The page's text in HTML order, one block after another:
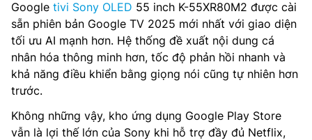
Google tivi Sony OLED 55 inch K-55XR80M2 được cài
sẵn phiên bản Google TV 2025 mới nhất với giao diện
tối ưu AI mạnh hơn. Hệ thống đề xuất nội dung cá
nhân hóa thông minh hơn, tốc độ phản hồi nhanh và
khả năng điều khiển bằng giọng nói cũng tự nhiên hơn
trước.
Không những vậy, kho ứng dụng Google Play Store
vẫn là lợi thế lớn của Sony khi hỗ trợ đầy đủ Netflix,